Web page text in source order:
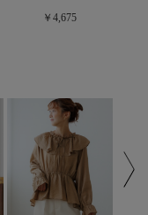
￥4,675